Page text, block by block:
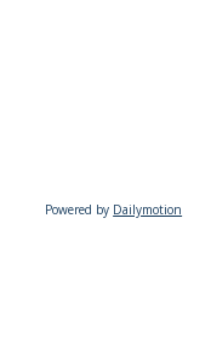
Powered by Dailymotion